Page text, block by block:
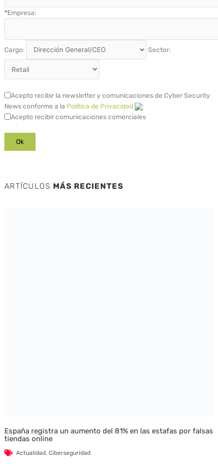
*Empresa:
Cargo: Sector:
Acepto recibir la newsletter y comunicaciones de Cyber Security
News conforme a la Política de Privacidad
Acepto recibir comunicaciones comerciales
ARTÍCULOS MÁS RECIENTES
España registra un aumento del 81% en las estafas por falsas
tiendas online
Actualidad, Ciberseguridad